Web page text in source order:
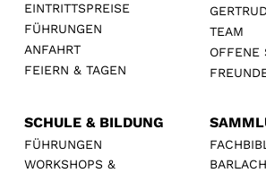
EINTRITTSPREISE
FÜHRUNGEN
ANFAHRT
FEIERN & TAGEN
TEAM
OFFENE
SCHULE & BILDUNG
FÜHRUNGEN
WORKSHOPS &